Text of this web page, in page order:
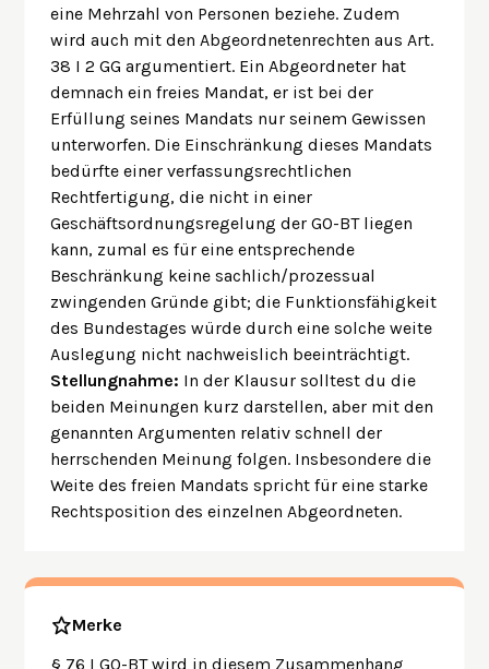
eine Mehrzahl von Personen beziehe. Zudem
wird auch mit den Abgeordnetenrechten aus Art.
38 I 2 GG argumentiert. Ein Abgeordneter hat
demnach ein freies Mandat, er ist bei der
Erfüllung seines Mandats nur seinem Gewissen
unterworfen. Die Einschränkung dieses Mandats
bedürfte einer verfassungsrechtlichen
Rechtfertigung, die nicht in einer
Geschäftsordnungsregelung der GO-BT liegen
kann, zumal es für eine entsprechende
Beschränkung keine sachlich/prozessual
zwingenden Gründe gibt; die Funktionsfähigkeit
des Bundestages würde durch eine solche weite
Auslegung nicht nachweislich beeinträchtigt.
Stellungnahme: In der Klausur solltest du die
beiden Meinungen kurz darstellen, aber mit den
genannten Argumenten relativ schnell der
herrschenden Meinung folgen. Insbesondere die
Weite des freien Mandats spricht für eine starke
Rechtsposition des einzelnen Abgeordneten.
Merke
§ 76 I GO-BT wird in diesem Zusammenhang